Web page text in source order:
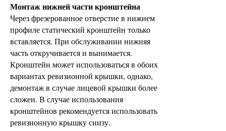
Монтаж нижней части кронштейна
Через фрезерованное отверстие в нижнем
профиле статический кронштейн только
вставляется. При обслуживании нижняя
часть откручивается и вынимается.
Кронштейн может использоваться в обоих
вариантах ревизионной крышки, однако,
демонтаж в случае лицевой крышки более
сложен. В случае использования
кронштейнов рекомендуется использовать
ревизионную крышку снизу.